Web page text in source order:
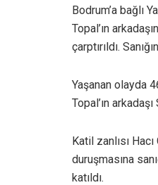
Bodrum’a bağlı
Topal’ın
çarptırıldı.
Yaşanan olayda
Topal’ın
Katil zanlısı
duruşmasına
katıldı.